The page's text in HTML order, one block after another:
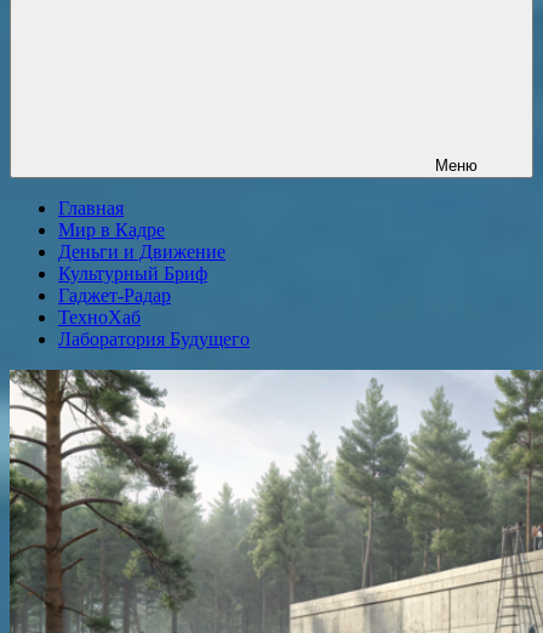
Меню
Главная
Мир в Кадре
Деньги и Движение
Культурный Бриф
Гаджет-Радар
ТехноХаб
Лаборатория Будущего